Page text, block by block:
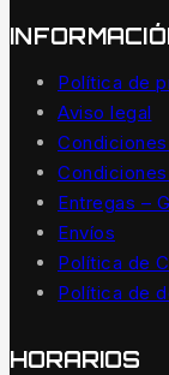
Política de
Aviso legal
Entregas –
Envíos
Política de
Política de
HORARIOS